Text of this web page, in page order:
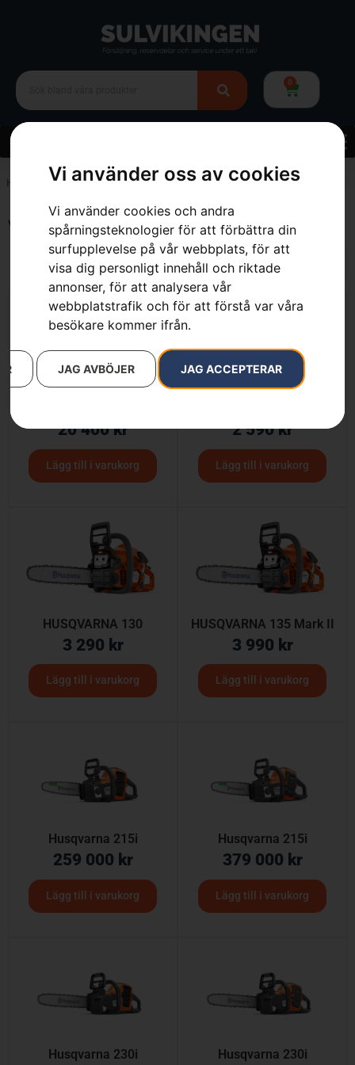
Vi använder oss av cookies
Vi använder cookies och andra
spårningsteknologier för att förbättra din
surfupplevelse på vår webbplats, för att
visa dig personligt innehåll och riktade
annonser, för att analysera vår
webbplatstrafik och för att förstå var våra
besökare kommer ifrån.
JAG ACCEPTERAR
JAG AVBÖJER
0
Hem Webbutik» Skog» Motorsågar
Visar 1–12 av 51 resultat
20 400kr
Lägg till i varukorg
2 590kr
Lägg till i varukorg
HUSQVARNA 130
3 290 kr
Lägg till i varukorg
HUSQVARNA 135 Mark II
3 990 kr
Lägg till i varukorg
Husqvarna 215i
259 000 kr
Lägg till i varukorg
Husqvarna 215i
379 000 kr
Lägg till i varukorg
Husqvarna 230i Husqvarna 230i